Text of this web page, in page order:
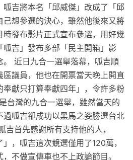
吉將本名「邱威傑」改成了「邱
想參選的決心，雖然他後來又將
時發布影片正式宣布參選，用好幾
吉」發布多部「民主開箱」影
。 近日九合一選舉落幕，呱吉順
議員，他也在開票當天晚上開直
獻只打算奉獻四年」，令許多粉
台灣的九合一選舉，雖然當天的
過呱吉卻成功以黑馬之姿勝選台北
首先感謝所有支持他的人，
」，呱吉這次競選僅用了120萬，
不做宣傳車也不上政論節目。